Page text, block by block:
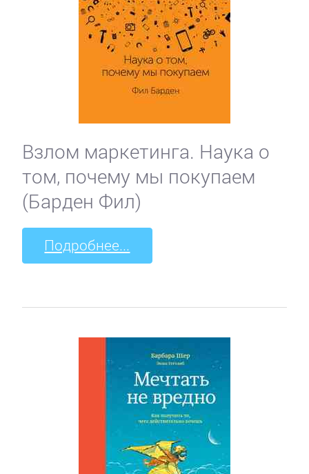
Взлом маркетинга. Наука о
том, почему мы покупаем
(Барден Фил)
Подробнее...